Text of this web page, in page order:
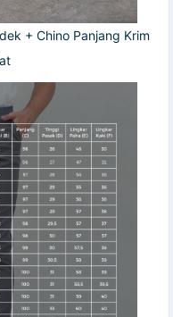
+ Chino Panjang Krim